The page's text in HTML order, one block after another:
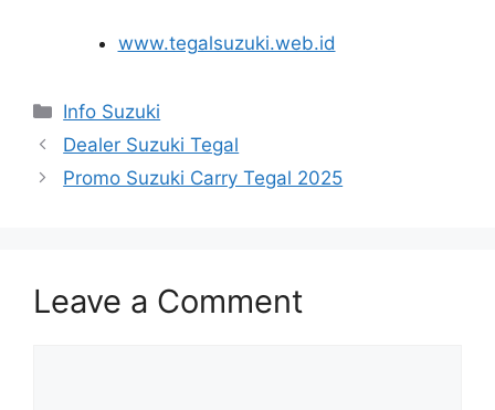
www.tegalsuzuki.web.id
Info Suzuki
Dealer Suzuki Tegal
Promo Suzuki Carry Tegal 2025
Leave a Comment